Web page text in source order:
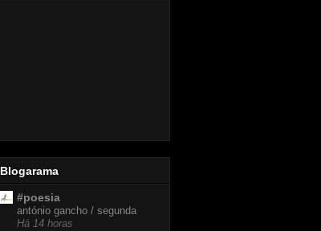
Blogarama
#poesia
antónio gancho / segunda
Há 14 horas